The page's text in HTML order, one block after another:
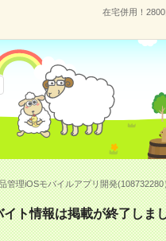
在宅併用！
管理iOSモバイルアプリ開発(108732280
イト情報は掲載が終了しま